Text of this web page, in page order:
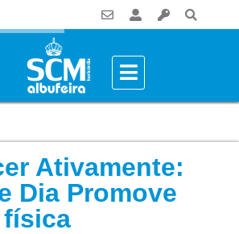
Ativamente:
Dia Promove